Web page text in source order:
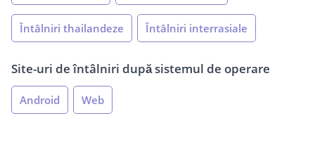
Întâlniri thailandeze Întâlniri interrasiale
Site-uri de întâlniri după sistemul de operare
Android Web